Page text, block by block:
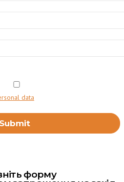
data
форму